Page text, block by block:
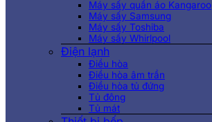
Máy sấy quần áo Kangaroo
Máy sấy Samsung
Máy sấy Toshiba
Máy sấy Whirlpool
Điện lạnh
Điều hòa
Điều hòa âm trần
Điều hòa tủ đứng
Tủ đông
Tủ mát